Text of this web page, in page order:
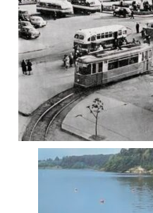
ЦЕНТРАЛЬНІ ВУЛИЦІ